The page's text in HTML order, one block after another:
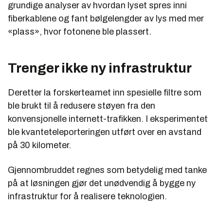
grundige analyser av hvordan lyset spres inni
fiberkablene og fant bølgelengder av lys med mer
«plass», hvor fotonene ble plassert.
Trenger ikke ny infrastruktur
Deretter la forskerteamet inn spesielle filtre som
ble brukt til å redusere støyen fra den
konvensjonelle internett-trafikken. I eksperimentet
ble kvanteteleporteringen utført over en avstand
på 30 kilometer.
Gjennombruddet regnes som betydelig med tanke
på at løsningen gjør det unødvendig å bygge ny
infrastruktur for å realisere teknologien.